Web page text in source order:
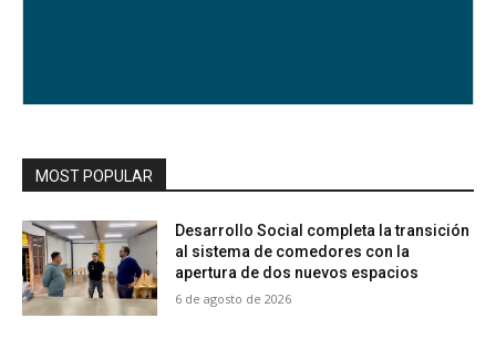
MOST POPULAR
Desarrollo Social completa la transición
al sistema de comedores con la
apertura de dos nuevos espacios
6 de agosto de 2026